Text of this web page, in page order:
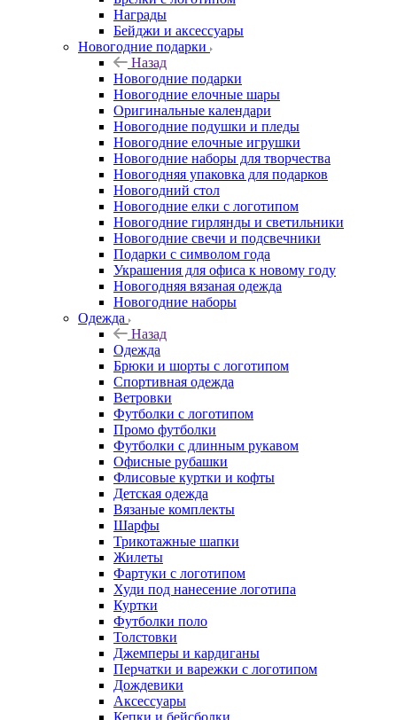
Награды
Бейджи и аксессуары
Новогодние подарки
Назад
Новогодние подарки
Новогодние елочные шары
Оригинальные календари
Новогодние подушки и пледы
Новогодние елочные игрушки
Новогодние наборы для творчества
Новогодняя упаковка для подарков
Новогодний стол
Новогодние елки с логотипом
Новогодние гирлянды и светильники
Новогодние свечи и подсвечники
Подарки с символом года
Украшения для офиса к новому году
Новогодняя вязаная одежда
Новогодние наборы
Одежда
Назад
Одежда
Брюки и шорты с логотипом
Спортивная одежда
Ветровки
Футболки с логотипом
Промо футболки
Футболки с длинным рукавом
Офисные рубашки
Флисовые куртки и кофты
Детская одежда
Вязаные комплекты
Шарфы
Трикотажные шапки
Жилеты
Фартуки с логотипом
Худи под нанесение логотипа
Куртки
Футболки поло
Толстовки
Джемперы и кардиганы
Перчатки и варежки с логотипом
Дождевики
Аксессуары
Кепки и бейсболки